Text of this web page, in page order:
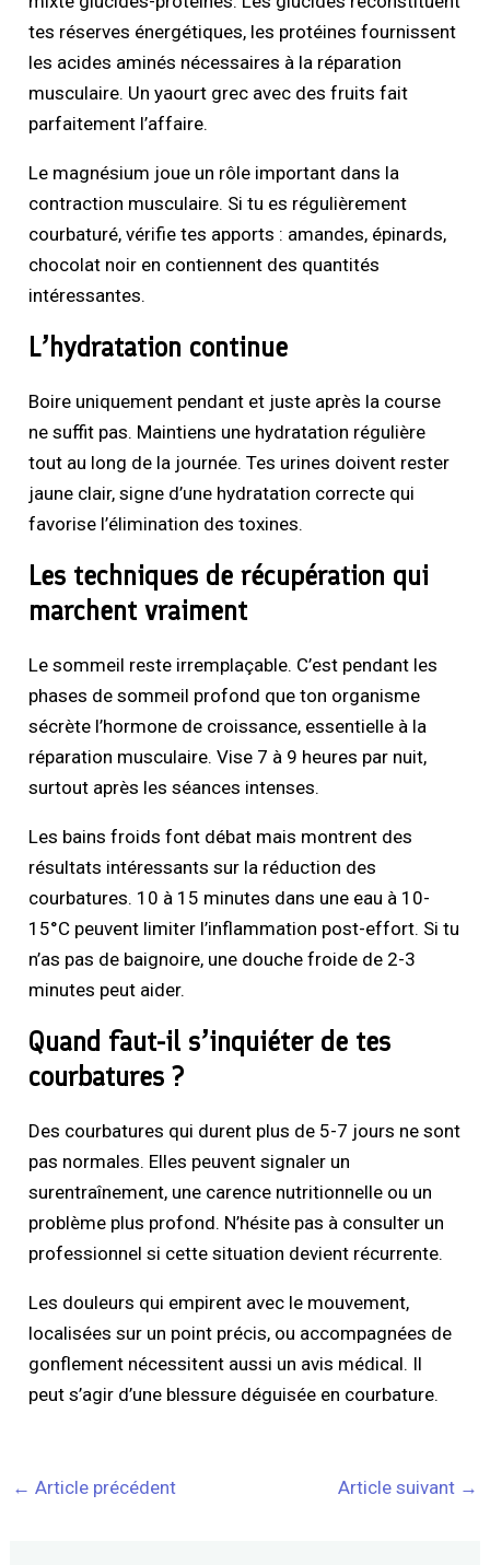
tes réserves énergétiques, les protéines fournissent
les acides aminés nécessaires à la réparation
musculaire. Un yaourt grec avec des fruits fait
parfaitement l’affaire.
Le magnésium joue un rôle important dans la
contraction musculaire. Si tu es régulièrement
courbaturé, vérifie tes apports : amandes, épinards,
chocolat noir en contiennent des quantités
intéressantes.
L’hydratation continue
Boire uniquement pendant et juste après la course
ne suffit pas. Maintiens une hydratation régulière
tout au long de la journée. Tes urines doivent rester
jaune clair, signe d’une hydratation correcte qui
favorise l’élimination des toxines.
Les techniques de récupération qui
marchent vraiment
Le sommeil reste irremplaçable. C’est pendant les
phases de sommeil profond que ton organisme
sécrète l’hormone de croissance, essentielle à la
réparation musculaire. Vise 7 à 9 heures par nuit,
surtout après les séances intenses.
Les bains froids font débat mais montrent des
résultats intéressants sur la réduction des
courbatures. 10 à 15 minutes dans une eau à 10-
15°C peuvent limiter l’inflammation post-effort. Si tu
n’as pas de baignoire, une douche froide de 2-3
minutes peut aider.
Quand faut-il s’inquiéter de tes
courbatures ?
Des courbatures qui durent plus de 5-7 jours ne sont
pas normales. Elles peuvent signaler un
surentraînement, une carence nutritionnelle ou un
problème plus profond. N’hésite pas à consulter un
professionnel si cette situation devient récurrente.
Les douleurs qui empirent avec le mouvement,
localisées sur un point précis, ou accompagnées de
gonflement nécessitent aussi un avis médical. Il
peut s’agir d’une blessure déguisée en courbature.
← Article précédent Article suivant →